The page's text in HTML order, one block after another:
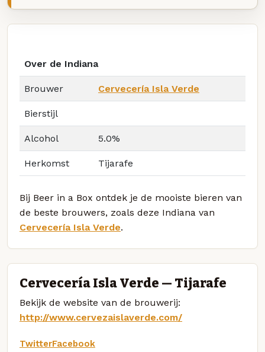
Over de Indiana
Brouwer Cervecería Isla Verde
Bierstijl
Alcohol 5.0%
Herkomst Tijarafe
Bij Beer in a Box ontdek je de mooiste bieren van
de beste brouwers, zoals deze Indiana van
Cervecería Isla Verde.
Cervecería Isla Verde — Tijarafe
Bekijk de website van de brouwerij:
http://www.cervezaislaverde.com/
TwitterFacebook